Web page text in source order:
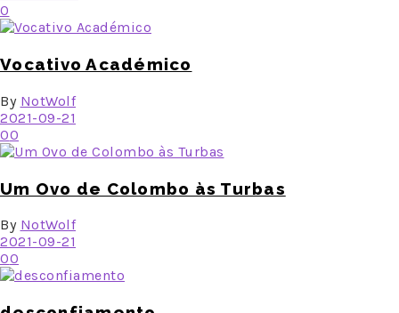
0
Vocativo Académico
By NotWolf
2021-09-21
00
Um Ovo de Colombo às Turbas
By NotWolf
2021-09-21
00